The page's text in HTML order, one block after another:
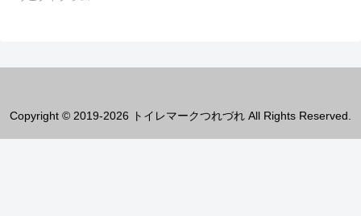
Copyright © 2019-2026 トイレマークつれづれ All Rights Reserved.